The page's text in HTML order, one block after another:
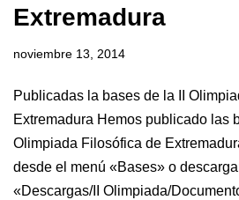
Extremadura
noviembre 13, 2014
Publicadas la bases de la II
Extremadura Hemos publicado las
Olimpiada Filosófica de
desde el menú «Bases» o
«Descargas/II Olimpiada/